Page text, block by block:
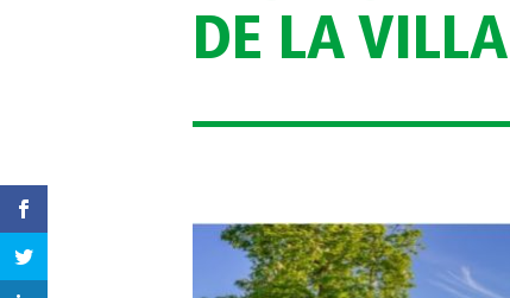
DE LA